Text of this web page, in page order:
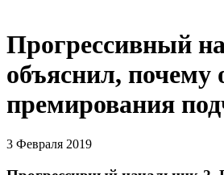
Прогрессивный
объяснил, почему
премирования
3 Февраля 2019